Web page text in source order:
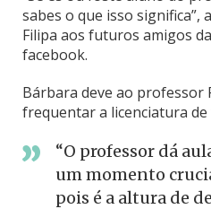
sabes o que isso significa”,
Filipa aos futuros amigos
facebook.
Bárbara deve ao professor
frequentar a licenciatura de
“O professor dá
um momento
pois é a altura de